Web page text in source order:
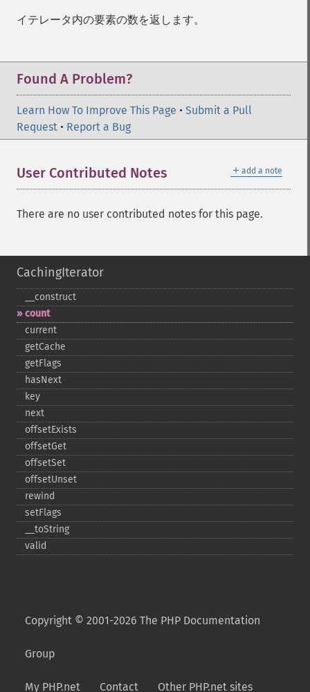
イテレータ内の要素の数を返します。
Found A Problem?
Learn How To Improve This Page • Submit a Pull
Request • Report a Bug
＋ add a note
User Contributed Notes
There are no user contributed notes for this page.
CachingIterator
_​_​construct
count
current
getCache
getFlags
hasNext
key
next
offsetExists
offsetGet
offsetSet
offsetUnset
rewind
setFlags
_​_​toString
valid
Copyright © 2001-2026 The PHP Documentation
Group
My PHP.net Contact Other PHP.net sites